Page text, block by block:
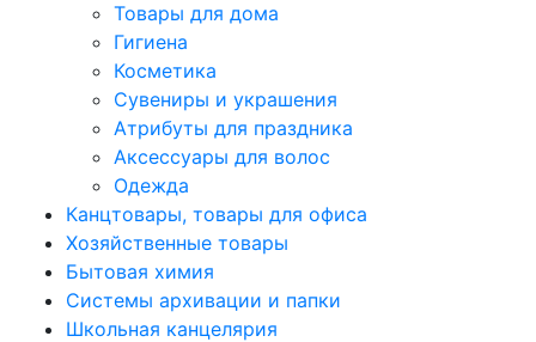
Товары для дома
Гигиена
Косметика
Сувениры и украшения
Атрибуты для праздника
Аксеcсуары для волос
Одежда
Канцтовары, товары для офиса
Хозяйственные товары
Бытовая химия
Системы архивации и папки
Школьная канцелярия